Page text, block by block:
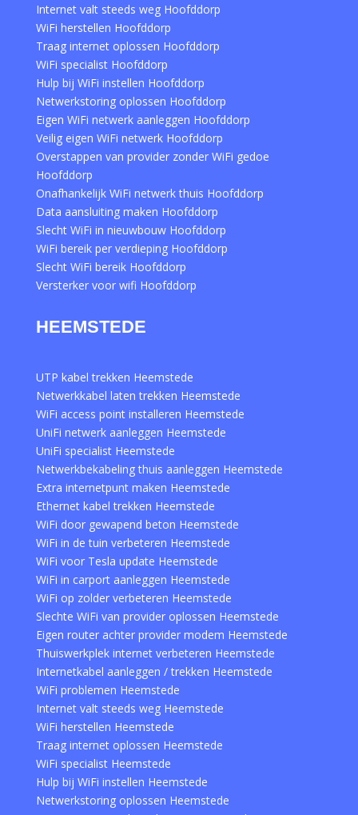
Internet valt steeds weg Hoofddorp
WiFi herstellen Hoofddorp
Traag internet oplossen Hoofddorp
WiFi specialist Hoofddorp
Hulp bij WiFi instellen Hoofddorp
Netwerkstoring oplossen Hoofddorp
Eigen WiFi netwerk aanleggen Hoofddorp
Veilig eigen WiFi netwerk Hoofddorp
Overstappen van provider zonder WiFi gedoe
Hoofddorp
Onafhankelijk WiFi netwerk thuis Hoofddorp
Data aansluiting maken Hoofddorp
Slecht WiFi in nieuwbouw Hoofddorp
WiFi bereik per verdieping Hoofddorp
Slecht WiFi bereik Hoofddorp
Versterker voor wifi Hoofddorp
HEEMSTEDE
UTP kabel trekken Heemstede
Netwerkkabel laten trekken Heemstede
WiFi access point installeren Heemstede
UniFi netwerk aanleggen Heemstede
UniFi specialist Heemstede
Netwerkbekabeling thuis aanleggen Heemstede
Extra internetpunt maken Heemstede
Ethernet kabel trekken Heemstede
WiFi door gewapend beton Heemstede
WiFi in de tuin verbeteren Heemstede
WiFi voor Tesla update Heemstede
WiFi in carport aanleggen Heemstede
WiFi op zolder verbeteren Heemstede
Slechte WiFi van provider oplossen Heemstede
Eigen router achter provider modem Heemstede
Thuiswerkplek internet verbeteren Heemstede
Internetkabel aanleggen / trekken Heemstede
WiFi problemen Heemstede
Internet valt steeds weg Heemstede
WiFi herstellen Heemstede
Traag internet oplossen Heemstede
WiFi specialist Heemstede
Hulp bij WiFi instellen Heemstede
Netwerkstoring oplossen Heemstede